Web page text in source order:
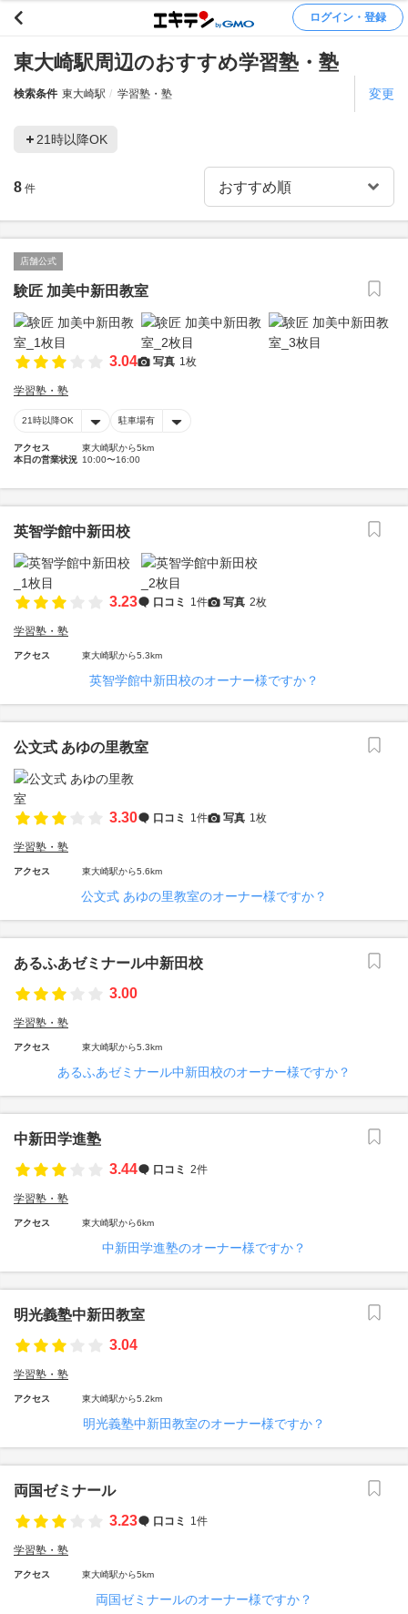
ログイン・登録
東大崎駅周辺のおすすめ学習塾・塾
検索条件 東大崎駅 学習塾・塾 変更
21時以降OK
8 件
店舗公式
験匠 加美中新田教室
3.04 写真 1枚
学習塾・塾
21時以降OK 駐車場有
アクセス
東大崎駅から5km
本日の営業状況 10:00〜16:00
英智学館中新田校
3.23 口コミ 1件 写真 2枚
学習塾・塾
アクセス 東大崎駅から5.3km
英智学館中新田校のオーナー様ですか？
公文式 あゆの里教室
3.30 口コミ 1件 写真 1枚
学習塾・塾
アクセス 東大崎駅から5.6km
公文式 あゆの里教室のオーナー様ですか？
あるふあゼミナール中新田校
3.00
学習塾・塾
アクセス 東大崎駅から5.3km
あるふあゼミナール中新田校のオーナー様ですか？
中新田学進塾
3.44
口コミ 2件
学習塾・塾
アクセス 東大崎駅から6km
中新田学進塾のオーナー様ですか？
明光義塾中新田教室
3.04
学習塾・塾
アクセス 東大崎駅から5.2km
明光義塾中新田教室のオーナー様ですか？
両国ゼミナール
3.23
口コミ 1件
学習塾・塾
アクセス 東大崎駅から5km
両国ゼミナールのオーナー様ですか？